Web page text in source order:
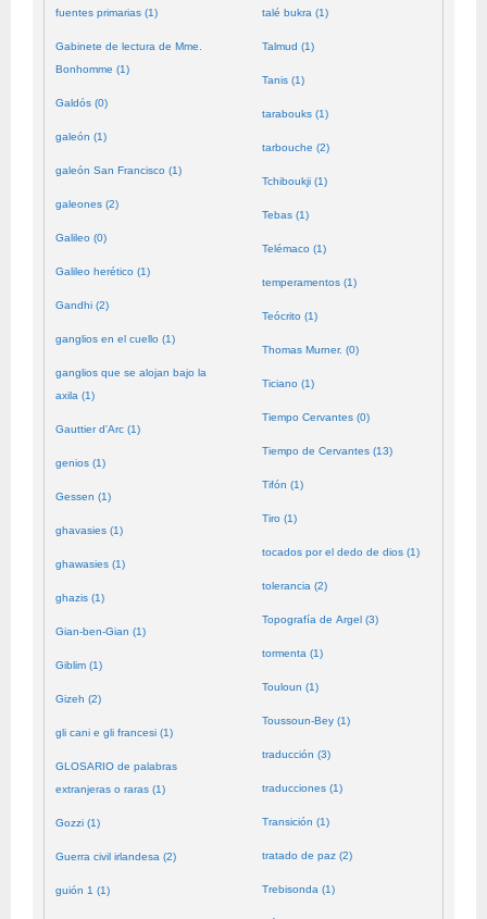
fuentes primarias (1)
Gabinete de lectura de Mme.
Bonhomme (1)
Galdós (0)
galeón (1)
galeón San Francisco (1)
galeones (2)
Galileo (0)
Galileo herético (1)
Gandhi (2)
ganglios en el cuello (1)
ganglios que se alojan bajo la
axila (1)
Gauttier d'Arc (1)
genios (1)
Gessen (1)
ghavasies (1)
ghawasies (1)
ghazis (1)
Gian-ben-Gian (1)
Giblim (1)
Gizeh (2)
gli cani e gli francesi (1)
GLOSARIO de palabras
extranjeras o raras (1)
Gozzi (1)
Guerra civil irlandesa (2)
guión 1 (1)
talé bukra (1)
Talmud (1)
Tanis (1)
tarabouks (1)
tarbouche (2)
Tchiboukji (1)
Tebas (1)
Telémaco (1)
temperamentos (1)
Teócrito (1)
Thomas Murner. (0)
Ticiano (1)
Tiempo Cervantes (0)
Tiempo de Cervantes (13)
Tifón (1)
Tiro (1)
tocados por el dedo de dios (1)
tolerancia (2)
Topografía de Argel (3)
tormenta (1)
Touloun (1)
Toussoun-Bey (1)
traducción (3)
traducciones (1)
Transición (1)
tratado de paz (2)
Trebisonda (1)